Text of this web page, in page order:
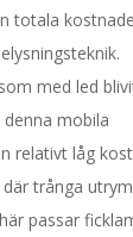
totala
med led
mobila
relativt låg
trånga
passar